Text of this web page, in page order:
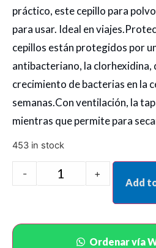
práctico, este cepillo para
para usar. Ideal en
cepillos están protegidos por
antibacteriano, la clorhexidina,
crecimiento de bacterias en la
semanas.Con ventilación, la
mientras que permite para
453 in stock
- +
Add
Ordenar vía